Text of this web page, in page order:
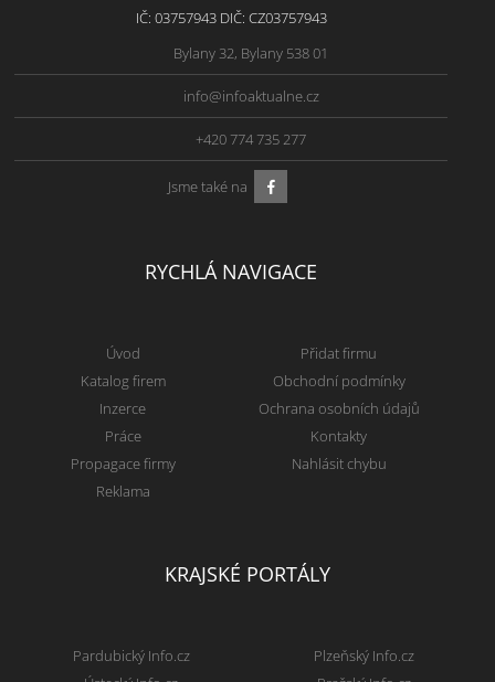
IČ: 03757943 DIČ: CZ03757943
Bylany 32, Bylany 538 01
info@infoaktualne.cz
+420 774 735 277
Jsme také na
RYCHLÁ NAVIGACE
Úvod
Katalog firem
Inzerce
Práce
Propagace firmy
Reklama
Přidat firmu
Obchodní podmínky
Ochrana osobních údajů
Kontakty
Nahlásit chybu
KRAJSKÉ PORTÁLY
Pardubický Info.cz
Plzeňský Info.cz